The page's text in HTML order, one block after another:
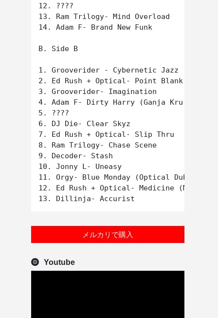
12. ????
13. Ram Trilogy- Mind Overload
14. Adam F- Brand New Funk
B. Side B
1. Grooverider - Cybernetic Jazz
2. Ed Rush + Optical- Point Blank
3. Grooverider- Imagination
4. Adam F- Dirty Harry (Ganja Kru remix)
5. ????
6. DJ Die- Clear Skyz
7. Ed Rush + Optical- Slip Thru
8. Ram Trilogy- Chase Scene
9. Decoder- Stash
10. Jonny L- Uneasy
11. Orgy- Blue Monday (Optical Dub mix)
12. Ed Rush + Optical- Medicine (Matrix
メルカリで購入
Youtube